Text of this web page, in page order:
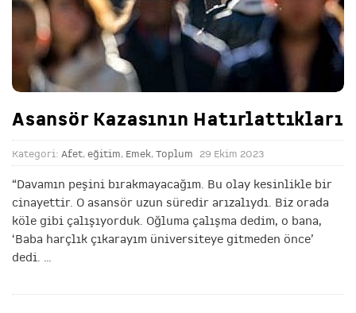
Asansör Kazasının Hatırlattıkları
Kategori: Afet, eğitim, Emek, Toplum 29 Ekim 2023
“Davamın peşini bırakmayacağım. Bu olay kesinlikle bir
cinayettir. O asansör uzun süredir arızalıydı. Biz orada
köle gibi çalışıyorduk. Oğluma çalışma dedim, o bana,
‘Baba harçlık çıkarayım üniversiteye gitmeden önce’
dedi. …